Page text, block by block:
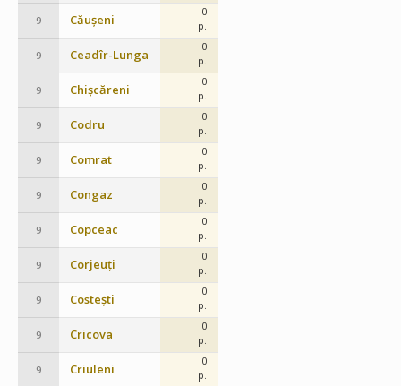
9 Căușeni
0
p.
9 Ceadîr-Lunga
0
p.
9 Chișcăreni
0
p.
9 Codru
0
p.
9 Comrat
0
p.
9 Congaz
0
p.
9 Copceac
0
p.
9 Corjeuți
0
p.
9 Costești
0
p.
9 Cricova
0
p.
9 Criuleni
0
p.